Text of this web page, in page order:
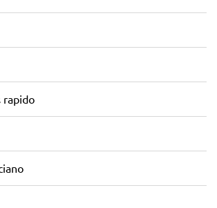
rapido